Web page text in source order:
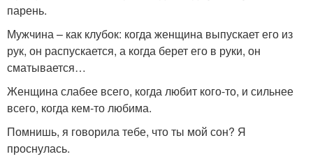
парень.
Мужчина – как клубок: когда женщина выпускает его из
рук, он распускается, а когда берет его в руки, он
сматывается…
Женщина слабее всего, когда любит кого-то, и сильнее
всего, когда кем-то любима.
Помнишь, я говорила тебе, что ты мой сон? Я
проснулась.